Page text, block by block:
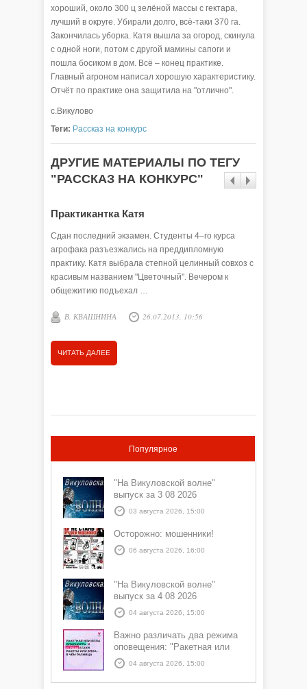
хороший, около 300 ц зелёной массы с гектара,
лучший в округе. Убирали долго, всё-таки 370 га.
Закончилась уборка. Катя вышла за огород, скинула
с одной ноги, потом с другой мамины сапоги и
пошла босиком в дом. Всё – конец практике.
Главный агроном написал хорошую характеристику.
Отчёт по практике она защитила на "отлично".
с.Викулово
Теги: Рассказ на конкурс
ДРУГИЕ МАТЕРИАЛЫ ПО ТЕГУ
"РАССКАЗ НА КОНКУРС"
Практикантка Катя
Сдан последний экзамен. Студенты 4–го курса
агрофака разъезжались на преддипломную
практику. Катя выбрала степной целинный совхоз с
красивым названием "Цветочный". Вечером к
общежитию подъехал …
В. КВАШНИНА 26.07.2013, 10:56
ЧИТАТЬ ДАЛЕЕ
Популярное
"На Викуловской волне"
выпуск за 3 08 2026
03 августа 2026, 15:00
Осторожно: мошенники!
06 августа 2026, 16:00
"На Викуловской волне"
выпуск за 4 08 2026
04 августа 2026, 15:00
Важно различать два режима
оповещения: "Ракетная или
БПЛА опасность" и "Угроза
атаки ракеты или БПЛА"
04 августа 2026, 15:00